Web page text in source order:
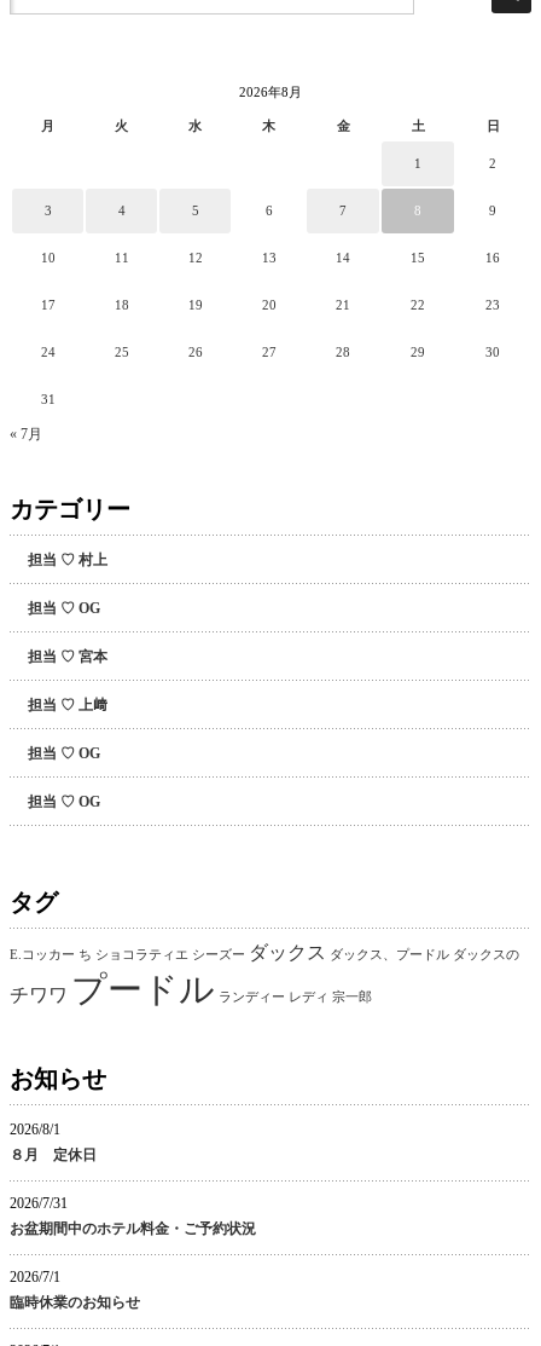
2026年8月
月 火 水 木 金 土 日
1 2
3 4 5 6 7 8 9
10 11 12 13 14 15 16
17 18 19 20 21 22 23
24 25 26 27 28 29 30
31
« 7月
カテゴリー
担当 ♡ 村上
担当 ♡ OG
担当 ♡ 宮本
担当 ♡ 上﨑
担当 ♡ OG
担当 ♡ OG
タグ
E.コッカー ち ショコラティエ シーズー ダックス ダックス、プードル ダックスの
チワワ プードル ランディー レディ 宗一郎
お知らせ
2026/8/1
８月 定休日
2026/7/31
お盆期間中のホテル料金・ご予約状況
2026/7/1
臨時休業のお知らせ